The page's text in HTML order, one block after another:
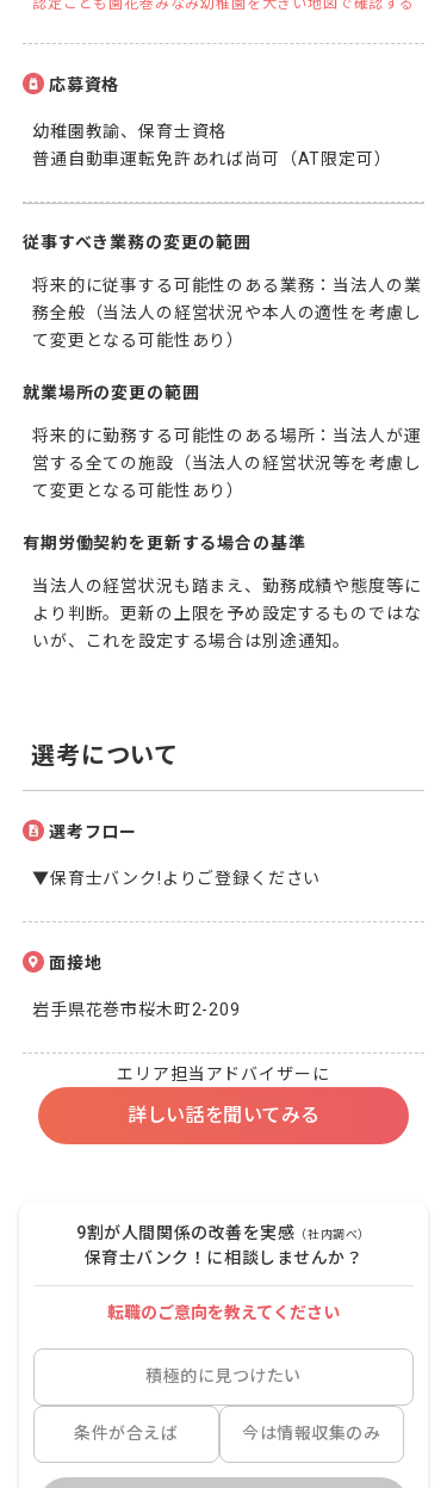
認定こども園花巻みなみ幼稚園を大きい地図で確認する
応募資格
幼稚園教諭、保育士資格
普通自動車運転免許あれば尚可（AT限定可）
従事すべき業務の変更の範囲
将来的に従事する可能性のある業務：当法人の業
務全般（当法人の経営状況や本人の適性を考慮し
て変更となる可能性あり）
就業場所の変更の範囲
将来的に勤務する可能性のある場所：当法人が運
営する全ての施設（当法人の経営状況等を考慮し
て変更となる可能性あり）
有期労働契約を更新する場合の基準
当法人の経営状況も踏まえ、勤務成績や態度等に
より判断。更新の上限を予め設定するものではな
いが、これを設定する場合は別途通知。
選考について
選考フロー
▼保育士バンク!よりご登録ください
面接地
岩手県花巻市桜木町2-209
エリア担当アドバイザーに
詳しい話を聞いてみる
9割が人間関係の改善を実感 （社内調べ）
保育士バンク！に相談しませんか？
転職のご意向を教えてください
積極的に見つけたい
条件が合えば 今は情報収集のみ